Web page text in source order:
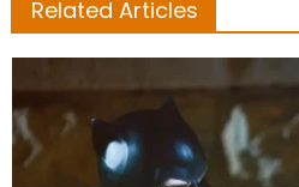
Related Articles